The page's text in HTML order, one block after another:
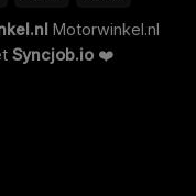
Motorwinkel.nl
Syncjob.io ❤️